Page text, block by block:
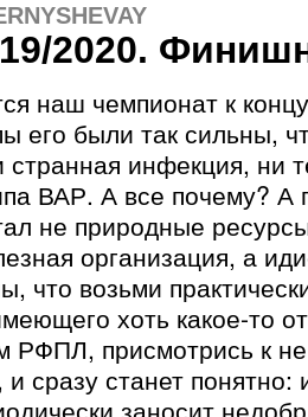
2020.
наш чемпионат к
его были так сильны,
странная инфекция, ни
ВАР. А все почему? А
не природные
организация, а
что возьми
хоть какое-то
РФПЛ, присмотрись к
сразу станет понятно:
заносит